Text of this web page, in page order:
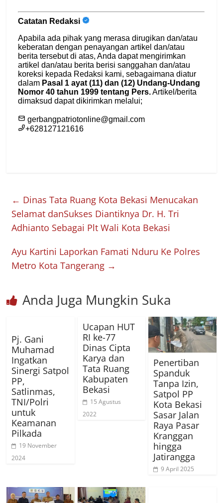
← Dinas Tata Ruang Kota Bekasi Menucakan
Selamat danSukses Diantiknya Dr. H. Tri
Adhianto Sebagai Plt Wali Kota Bekasi
Ayu Kartini Laporkan Famati Nduru Ke Polres
Metro Kota Tangerang →
Anda Juga Mungkin Suka
Pj. Gani
Muhamad
Ingatkan
Sinergi Satpol
PP,
Satlinmas,
TNI/Polri
untuk
Keamanan
Pilkada
19 November
2024
Ucapan HUT
RI ke-77
Dinas Cipta
Karya dan
Tata Ruang
Kabupaten
Bekasi
15 Agustus
2022
Penertiban
Spanduk
Tanpa Izin,
Satpol PP
Kota Bekasi
Sasar Jalan
Raya Pasar
Kranggan
hingga
Jatirangga
9 April 2025